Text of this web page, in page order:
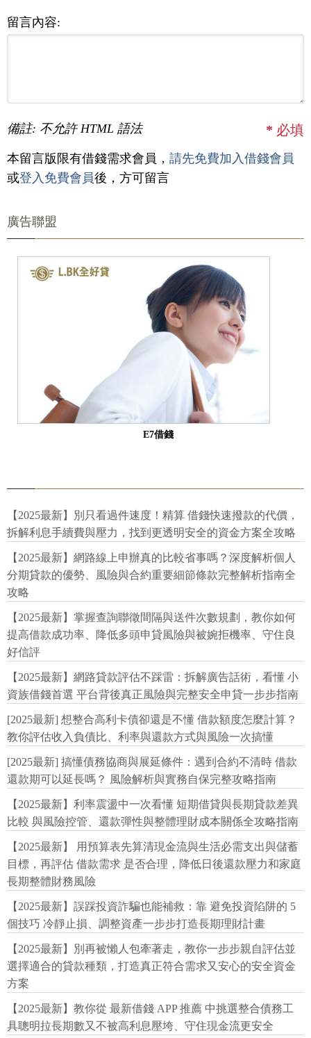
留言內容:
備註: 不允許 HTML 語法 * 必填
本留言版限有借錢需求會員， 請先免費加入借錢會員
或登入免費會員後，方可留言
廣告聯盟
E7借錢
【2025最新】別只看過件速度！精算 借錢快速撥款的代價，
拆解利息手續費與壓力，找到更透明安全的資金方案全攻略
【2025最新】網路線上申辦真的比較省事嗎？深度解析個人
分期貸款的優勢、風險與合約重要細節條款完整解析指南全
攻略
【2025最新】掌握查詢聯徵間隔與送件次數規劃，教你如何
提高借款成功率、降低多頭申貸風險與被婉拒機率、守住良
好信評
【2025最新】網路貸款評估不踩雷：拆解廣告話術，看懂 小
資族借錢首選 平台背後真正風險與完整安全申貸一步步指南
[2025最新] 想整合高利卡債卻還是不懂 借款額度怎麼計算？
教你評估收入負債比、利率與還款方式與風險一次搞懂
[2025最新] 搞懂債務協商與展延條件：遇到合約不清時 借款
還款期可以延長嗎？ 風險解析與實務自保完整攻略指南
【2025最新】利率震盪中一次看懂 短期借貸與長期貸款差異
比較 與風險控管、還款彈性與整體理財成本關係全攻略指南
【2025最新】 用預算表先算清現金流與生活必需支出與儲蓄
目標，再評估 借款需求 是否合理，降低日後還款壓力和家庭
長期整體財務風險
【2025最新】誤踩投資詐騙也能補救：靠 避免投資陷阱的 5
個技巧 冷靜止損、調整資產一步步打造長期理財計畫
【2025最新】別再被懶人包牽著走，教你一步步親自評估並
選擇適合的貸款種類，打造真正符合需求又安心的安全資金
方案
【2025最新】教你從 最新借錢 APP 推薦 中挑選整合債務工
具聰明拉長期數又不被高利息壓垮、守住現金流更安全